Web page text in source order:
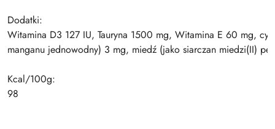
Dodatki:
Witamina D3 127 IU, Tauryna 1500 mg, Witamina E 60 mg,
manganu jednowodny) 3 mg, miedź (jako siarczan miedzi(II)
Kcal/100g:
98